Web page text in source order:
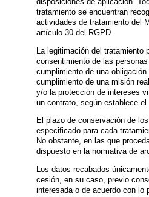
tratamiento se encuentran
actividades de tratamiento del
artículo 30 del RGPD.
La legitimación del tratamiento
consentimiento de las
cumplimiento de una obligación
cumplimiento de una misión
y/o la protección de intereses
un contrato, según establece el
El plazo de conservación de
especificado para cada
No obstante, en las que
dispuesto en la normativa de
Los datos recabados
cesión, en su caso, previo
interesada o de acuerdo con lo